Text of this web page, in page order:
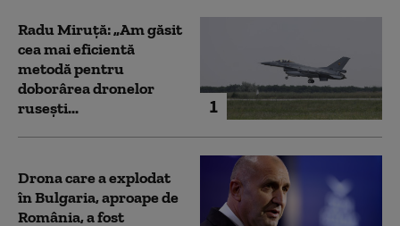
1
Radu Miruță: „Am găsit
cea mai eficientă
metodă pentru
doborârea dronelor
rusești...
Drona care a explodat
în Bulgaria, aproape de
România, a fost